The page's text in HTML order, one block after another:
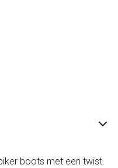
boots met een twist.